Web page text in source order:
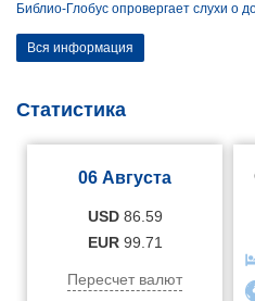
Библио-Глобус опровергает слухи о
Вся информация
Статистика
06 Августа
USD 86.59
EUR 99.71
Пересчет валют